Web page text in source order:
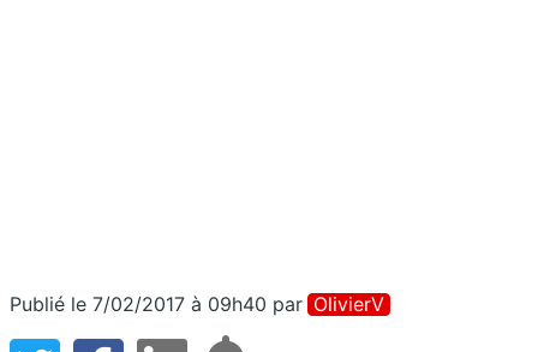
Publié le 7/02/2017 à 09h40 par OlivierV